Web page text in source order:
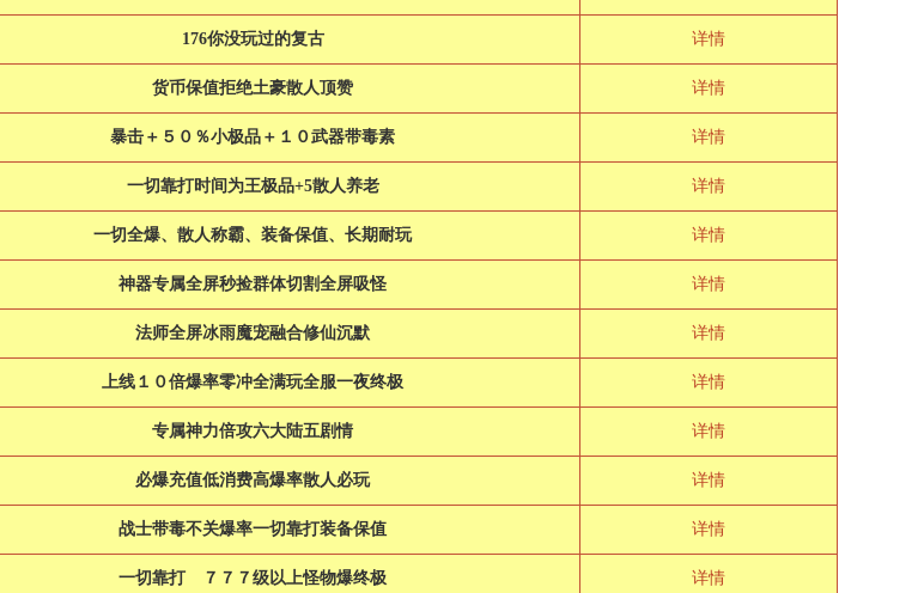
176你没玩过的复古 详情
货币保值拒绝土豪散人顶赞 详情
暴击＋５０％小极品＋１０武器带毒素 详情
一切靠打时间为王极品+5散人养老 详情
一切全爆、散人称霸、装备保值、长期耐玩 详情
神器专属全屏秒捡群体切割全屏吸怪 详情
法师全屏冰雨魔宠融合修仙沉默 详情
上线１０倍爆率零冲全满玩全服一夜终极 详情
专属神力倍攻六大陆五剧情 详情
必爆充值低消费高爆率散人必玩 详情
战士带毒不关爆率一切靠打装备保值 详情
一切靠打 ７７７级以上怪物爆终极 详情